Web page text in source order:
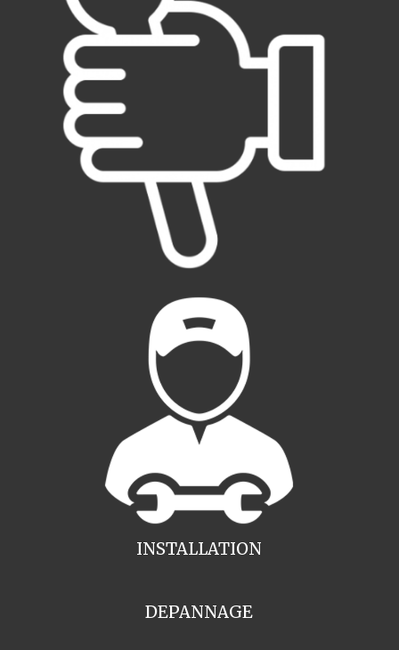
INSTALLATION
DEPANNAGE